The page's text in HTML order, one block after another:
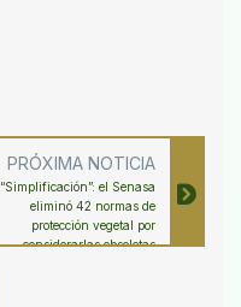
PRÓXIMA NOTICIA
“Simplificación”: el Senasa
eliminó 42 normas de
protección vegetal por
considerarlas obsoletas